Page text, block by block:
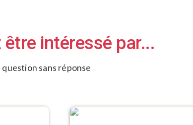
intéressé par...
sans réponse